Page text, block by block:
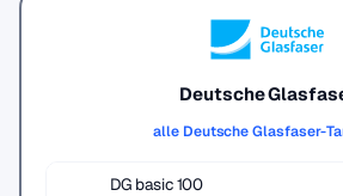
Deutsche
alle Deutsche Glasfaser-
DG basic 100